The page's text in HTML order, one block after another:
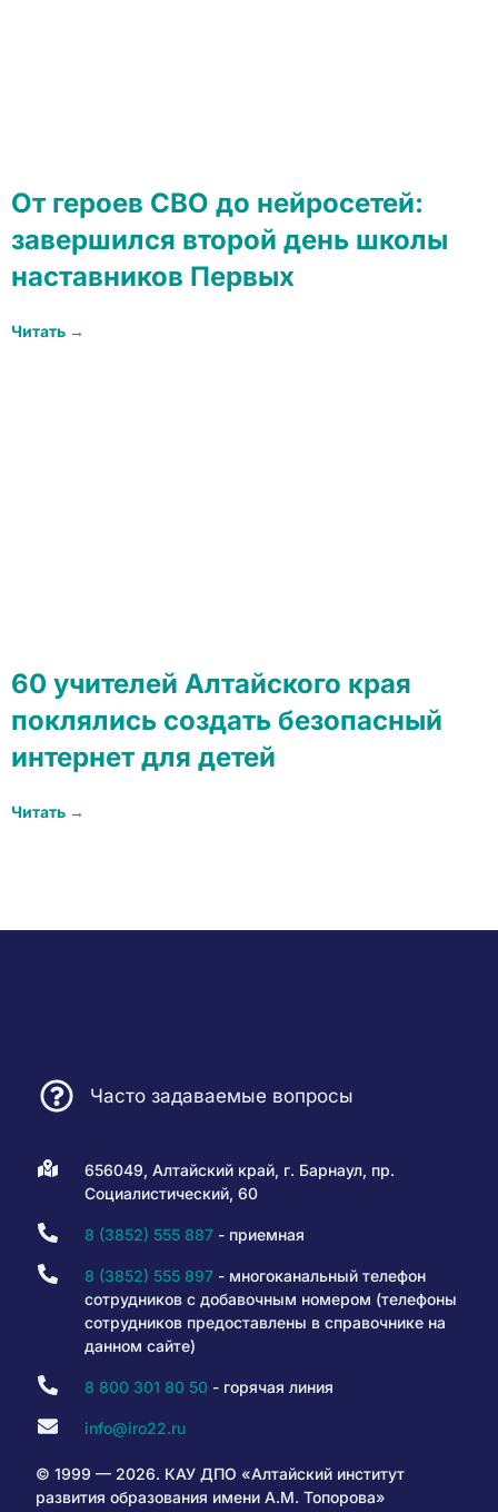
От героев СВО до нейросетей:
завершился второй день школы
наставников Первых
Читать →
60 учителей Алтайского края
поклялись создать безопасный
интернет для детей
Читать →
Часто задаваемые вопросы
656049, Алтайский край, г. Барнаул, пр.
Социалистический, 60
8 (3852) 555 887- приемная
8 (3852) 555 897- многоканальный телефон
сотрудников с добавочным номером (телефоны
сотрудников предоставлены в справочнике на
данном сайте)
8 800 301 80 50- горячая линия
info@iro22.ru
© 1999 — 2026. КАУ ДПО «Алтайский институт
развития образования имени А.М. Топорова»